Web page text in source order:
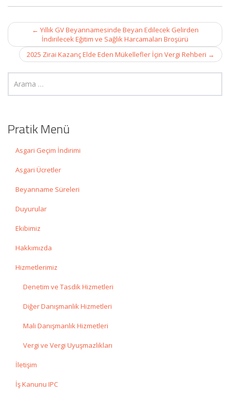
Post
navigation
← Yıllık GV Beyannamesinde Beyan Edilecek Gelirden
İndirilecek Eğitim ve Sağlık Harcamaları Broşürü
2025 Zirai Kazanç Elde Eden Mükellefler İçin Vergi Rehberi →
Pratik Menü
Asgari Geçim İndirimi
Asgari Ücretler
Beyanname Süreleri
Duyurular
Ekibimiz
Hakkımızda
Hizmetlerimiz
Denetim ve Tasdik Hizmetleri
Diğer Danışmanlık Hizmetleri
Mali Danışmanlık Hizmetleri
Vergi ve Vergi Uyuşmazlıkları
İletişim
İş Kanunu IPC